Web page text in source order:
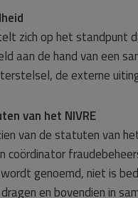
zich op het standpunt
aan de hand van een
de externe
van het NIVRE
van de statuten van
coördinator
genoemd, niet is
en bovendien in